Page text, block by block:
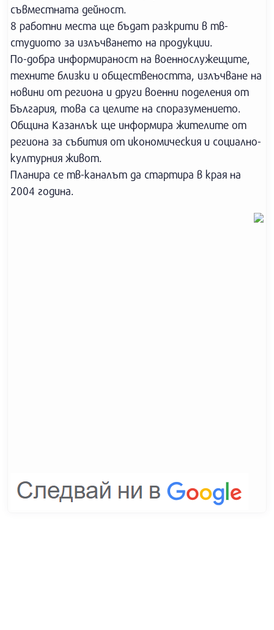
съвместната дейност.
8 работни места ще бъдат разкрити в тв-
студиото за излъчването на продукции.
По-добра информираност на военнослужещите,
техните близки и обществеността, излъчване на
новини от региона и други военни поделения от
България, това са целите на споразумението.
Община Казанлък ще информира жителите от
региона за събития от икономическия и социално-
културния живот.
Планира се тв-каналът да стартира в края на
2004 година.